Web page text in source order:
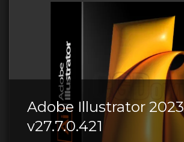
Adobe Illustrator 2023
v27.7.0.421